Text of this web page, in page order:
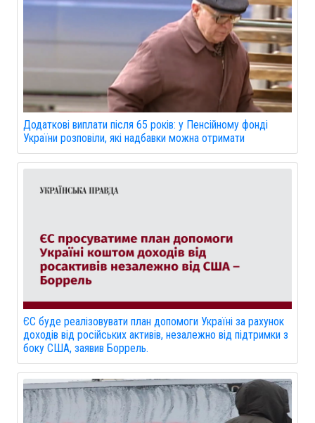
Додаткові виплати після 65 років: у Пенсійному фонді
України розповіли, які надбавки можна отримати
ЄС буде реалізовувати план допомоги Україні за рахунок
доходів від російських активів, незалежно від підтримки з
боку США, заявив Боррель.